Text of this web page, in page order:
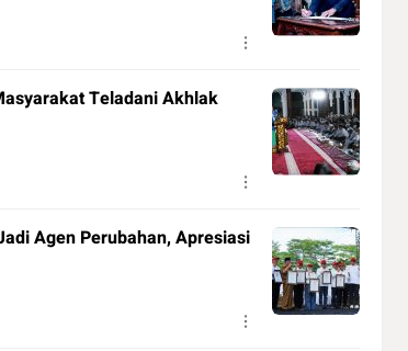
Teladani Akhlak
Agen Perubahan, Apresiasi